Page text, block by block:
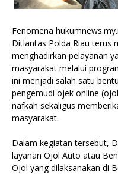
Fenomena
Ditlantas Polda Riau terus
menghadirkan pelayanan
masyarakat melalui
ini menjadi salah satu
pengemudi ojek online
nafkah sekaligus
masyarakat.
Dalam kegiatan tersebut,
layanan Ojol Auto atau
Ojol yang dilaksanakan di